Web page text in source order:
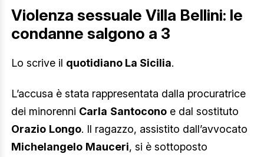
Violenza sessuale Villa Bellini: le
condanne salgono a 3
Lo scrive il quotidiano La Sicilia.
L’accusa è stata rappresentata dalla procuratrice
dei minorenni Carla Santocono e dal sostituto
Orazio Longo. Il ragazzo, assistito dall’avvocato
Michelangelo Mauceri, si è sottoposto